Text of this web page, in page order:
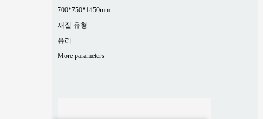
700*750*1450mm
재질 유형
유리
More parameters